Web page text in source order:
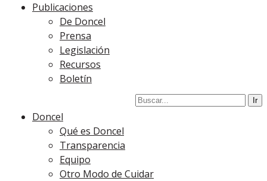
Publicaciones
De Doncel
Prensa
Legislación
Recursos
Boletín
Doncel
Qué es Doncel
Transparencia
Equipo
Otro Modo de Cuidar